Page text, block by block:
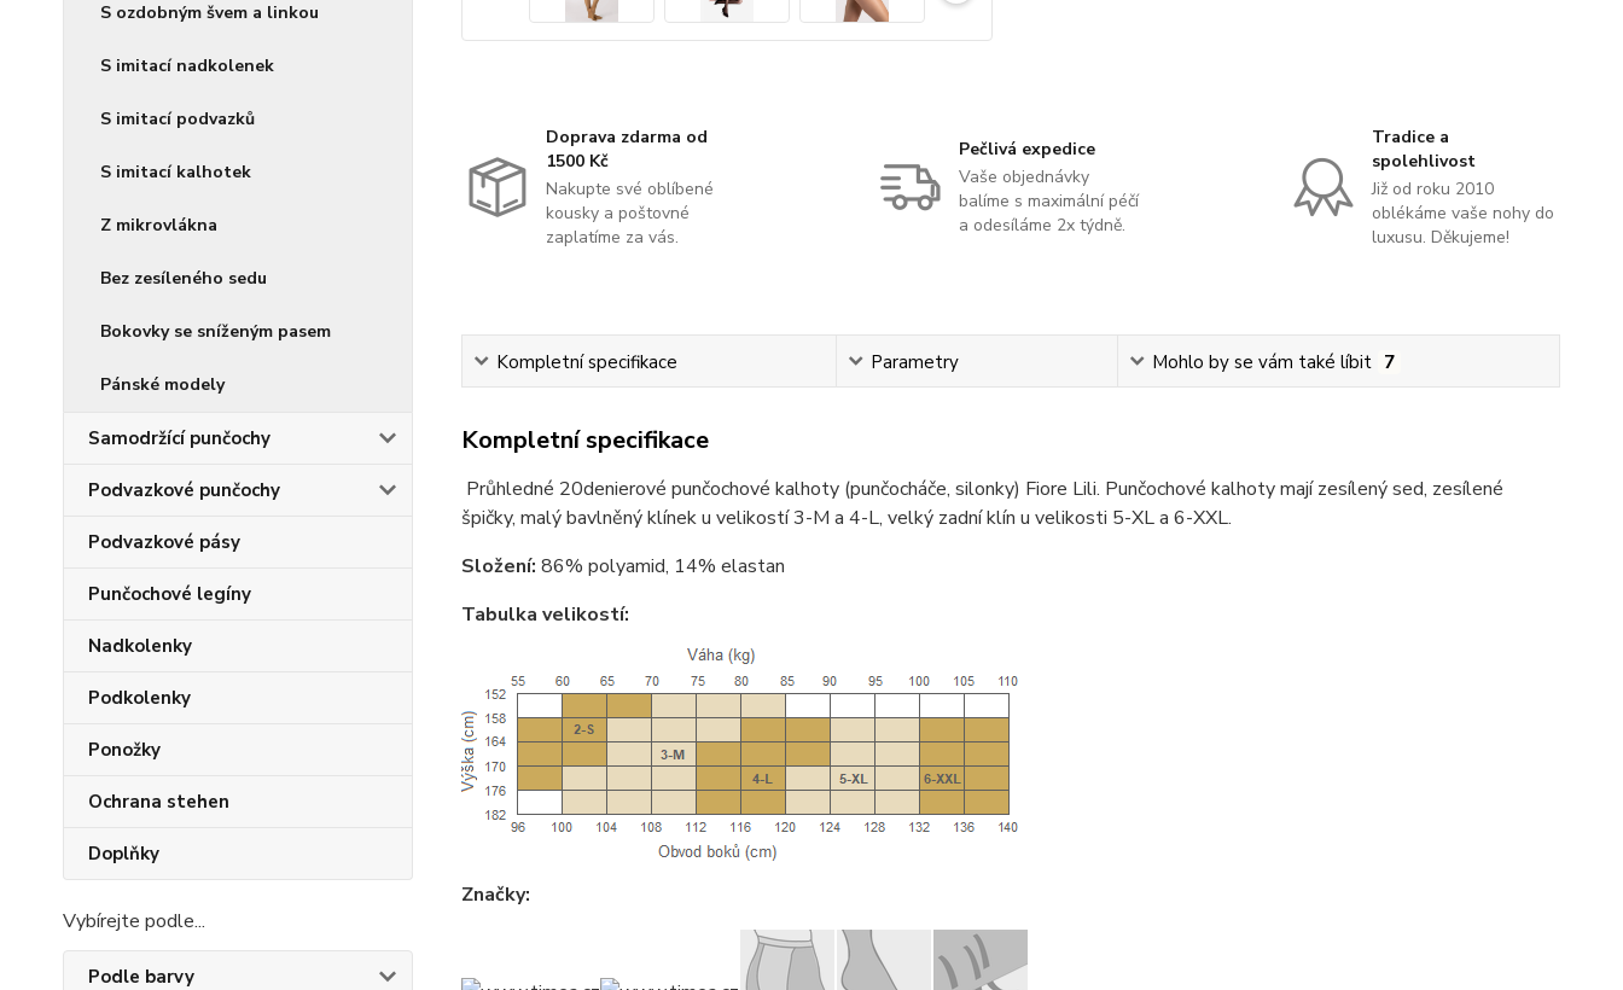
S ozdobným švem a linkou
S imitací nadkolenek
S imitací podvazků
S imitací kalhotek
Z mikrovlákna
Bez zesíleného sedu
Bokovky se sníženým pasem
Pánské modely
Samodržící punčochy
Podvazkové punčochy
Podvazkové pásy
Punčochové legíny
Nadkolenky
Podkolenky
Ponožky
Ochrana stehen
Doplňky
Vybírejte podle...
Podle barvy
Doprava zdarma od
1500 Kč
Nakupte své oblíbené
kousky a poštovné
zaplatíme za vás.
Pečlivá expedice
Vaše objednávky
balíme s maximální péčí
a odesíláme 2x týdně.
Tradice a
spolehlivost
Již od roku 2010
oblékáme vaše nohy do
luxusu. Děkujeme!
Kompletní specifikace Parametry Mohlo by se vám také líbit 7
Kompletní specifikace
Průhledné 20denierové punčochové kalhoty (punčocháče, silonky) Fiore Lili. Punčochové kalhoty mají zesílený sed, zesílené
špičky, malý bavlněný klínek u velikostí 3-M a 4-L, velký zadní klín u velikosti 5-XL a 6-XXL.
Složení: 86% polyamid, 14% elastan
Tabulka velikostí:
Značky: